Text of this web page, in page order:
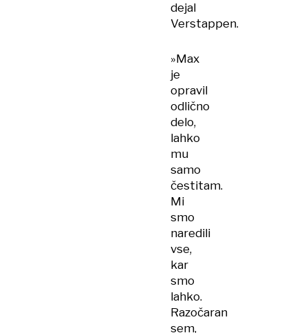
dejal
Verstappen.
»Max
je
opravil
odlično
delo,
lahko
mu
samo
čestitam.
Mi
smo
naredili
vse,
kar
smo
lahko.
Razočaran
sem,